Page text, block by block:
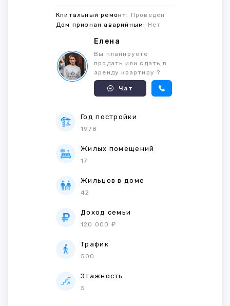
Кпитальный ремонт: Проведен
Дом признан аварийным: Нет
Елена
Вы планируете
продать или сдать в
аренду квартиру ?
Чат
Год постройки
1978
Жилых помещений
17
Жильцов в доме
42
Доход семьи
120 000 ₽
Трафик
500
Этажность
5